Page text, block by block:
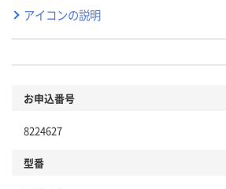
アイコンの説明
お申込番号
8224627
型番